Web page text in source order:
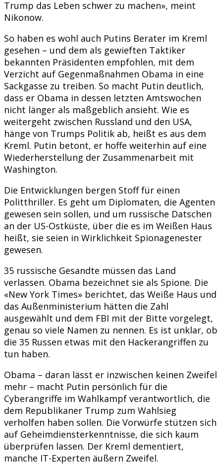
Trump das Leben schwer zu machen», meint
Nikonow.
So haben es wohl auch Putins Berater im Kreml
gesehen – und dem als gewieften Taktiker
bekannten Präsidenten empfohlen, mit dem
Verzicht auf Gegenmaßnahmen Obama in eine
Sackgasse zu treiben. So macht Putin deutlich,
dass er Obama in dessen letzten Amtswochen
nicht länger als maßgeblich ansieht. Wie es
weitergeht zwischen Russland und den USA,
hänge von Trumps Politik ab, heißt es aus dem
Kreml. Putin betont, er hoffe weiterhin auf eine
Wiederherstellung der Zusammenarbeit mit
Washington.
Die Entwicklungen bergen Stoff für einen
Politthriller. Es geht um Diplomaten, die Agenten
gewesen sein sollen, und um russische Datschen
an der US-Ostküste, über die es im Weißen Haus
heißt, sie seien in Wirklichkeit Spionagenester
gewesen.
35 russische Gesandte müssen das Land
verlassen. Obama bezeichnet sie als Spione. Die
«New York Times» berichtet, das Weiße Haus und
das Außenministerium hätten die Zahl
ausgewählt und dem FBI mit der Bitte vorgelegt,
genau so viele Namen zu nennen. Es ist unklar, ob
die 35 Russen etwas mit den Hackerangriffen zu
tun haben.
Obama – daran lässt er inzwischen keinen Zweifel
mehr – macht Putin persönlich für die
Cyberangriffe im Wahlkampf verantwortlich, die
dem Republikaner Trump zum Wahlsieg
verholfen haben sollen. Die Vorwürfe stützen sich
auf Geheimdiensterkenntnisse, die sich kaum
überprüfen lassen. Der Kreml dementiert,
manche IT-Experten äußern Zweifel.